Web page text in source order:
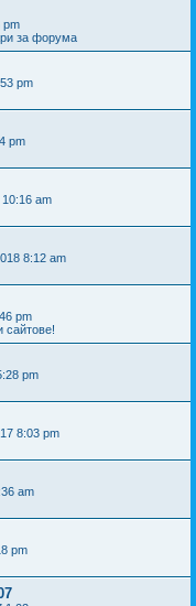
pm
за форума
pm
pm
am
8:12 am
pm
сайтове!
pm
8:03 pm
am
pm